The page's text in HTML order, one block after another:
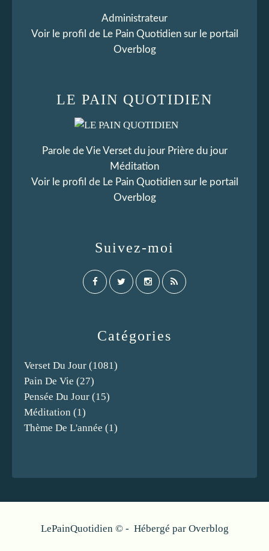
Catégories
Verset Du Jour (1081)
Pain De Vie (27)
Pensée Du Jour (15)
Méditation (1)
Thème De L'année (1)
LE PAIN QUOTIDIEN
Parole de Vie Verset du jour Prière du jour
Méditation
Voir le profil de Le Pain Quotidiensur le portail
Overblog
Suivez-moi
Administrateur
Voir le profil de Le Pain Quotidiensur le portail
Overblog
LePainQuotidien © - Hébergé par Overblog